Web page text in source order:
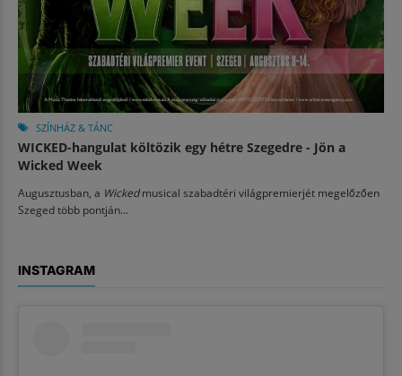
SZÍNHÁZ & TÁNC
WICKED-hangulat költözik egy hétre Szegedre - Jön a
Wicked Week
Augusztusban, a Wickedmusical szabadtéri világpremierjét megelőzően
Szeged több pontján...
INSTAGRAM